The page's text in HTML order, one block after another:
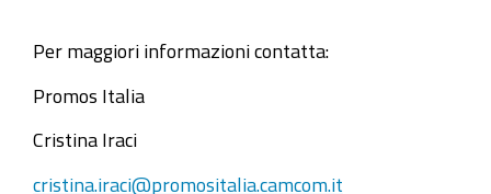
Per maggiori informazioni contatta:
Promos Italia
Cristina Iraci
cristina.iraci@promositalia.camcom.it